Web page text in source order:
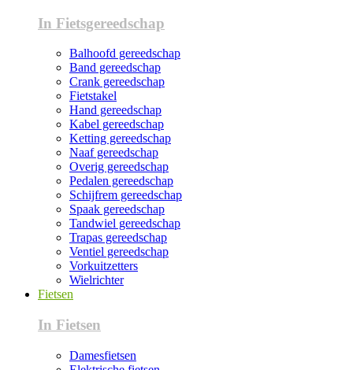
In Fietsgereedschap
Balhoofd gereedschap
Band gereedschap
Crank gereedschap
Fietstakel
Hand gereedschap
Kabel gereedschap
Ketting gereedschap
Naaf gereedschap
Overig gereedschap
Pedalen gereedschap
Schijfrem gereedschap
Spaak gereedschap
Tandwiel gereedschap
Trapas gereedschap
Ventiel gereedschap
Vorkuitzetters
Wielrichter
Fietsen
In Fietsen
Damesfietsen